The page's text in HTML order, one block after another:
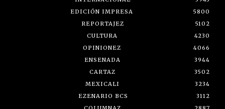
EDICIÓN IMPRESA
5800
REPORTAJEZ
5102
CULTURA
4230
OPINIONEZ
4066
ENSENADA
3944
CARTAZ
3502
MEXICALI
3234
EZENARIO BCS
3112